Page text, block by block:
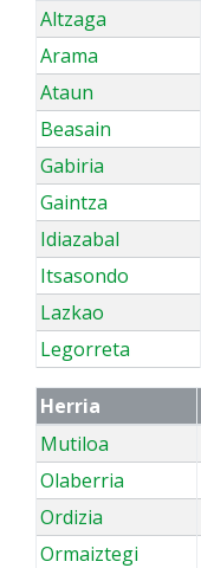
Altzaga
Arama
Ataun
Beasain
Gabiria
Gaintza
Idiazabal
Itsasondo
Lazkao
Legorreta
Herria
Mutiloa
Olaberria
Ordizia
Ormaiztegi